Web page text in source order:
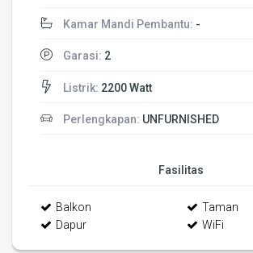
Kamar Mandi Pembantu: -
Garasi: 2
Listrik: 2200 Watt
Perlengkapan: UNFURNISHED
Fasilitas
Balkon
Dapur
Taman
WiFi